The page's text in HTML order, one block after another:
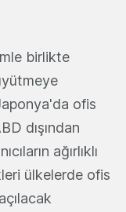
birlikte
ofis
dışından
ağırlıklı
ülkelerde ofis